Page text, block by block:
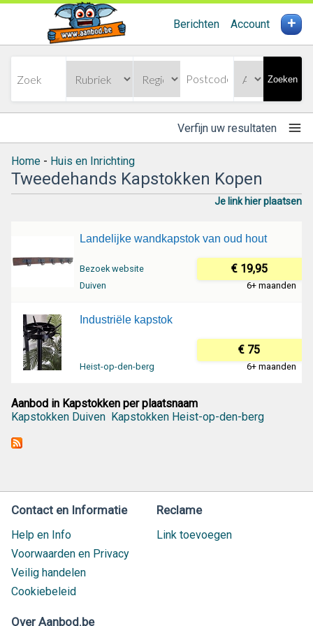
Berichten Account +
Zoeken
Verfijn uw resultaten
Home - Huis en Inrichting
Tweedehands Kapstokken Kopen
Je link hier plaatsen
Landelijke wandkapstok van oud hout
Bezoek website € 19,95
Duiven 6+ maanden
Industriële kapstok
€ 75
Heist-op-den-berg 6+ maanden
Aanbod in Kapstokken per plaatsnaam
Kapstokken Duiven Kapstokken Heist-op-den-berg
Contact en Informatie
Help en Info
Voorwaarden en Privacy
Veilig handelen
Cookiebeleid
Reclame
Link toevoegen
Over Aanbod.be